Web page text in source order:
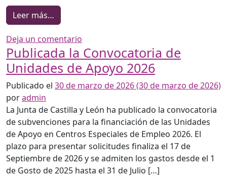
Leer más…
Deja un comentario
Publicada la Convocatoria de
Unidades de Apoyo 2026
Publicado el 30 de marzo de 2026(30 de marzo de 2026)
poradmin
La Junta de Castilla y León ha publicado la convocatoria
de subvenciones para la financiación de las Unidades
de Apoyo en Centros Especiales de Empleo 2026. El
plazo para presentar solicitudes finaliza el 17 de
Septiembre de 2026 y se admiten los gastos desde el 1
de Gosto de 2025 hasta el 31 de Julio […]